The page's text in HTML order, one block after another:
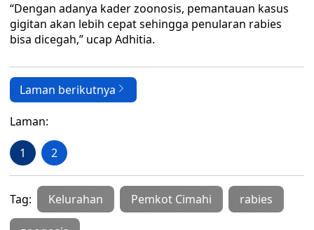
“Dengan adanya kader zoonosis, pemantauan kasus
gigitan akan lebih cepat sehingga penularan rabies
bisa dicegah,” ucap Adhitia.
Laman berikutnya
Laman:
1 2
Tag: Kelurahan Pemkot Cimahi rabies